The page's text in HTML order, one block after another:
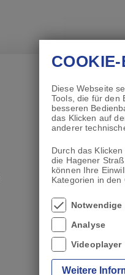
Schluss
VRR
Diese Webseite
Tools, die für den
besseren
das Klicken auf
anderer
Durch das
die Hagener
können Ihre
Kategorien in den
Notwendige
Analyse
Videoplayer
Weitere